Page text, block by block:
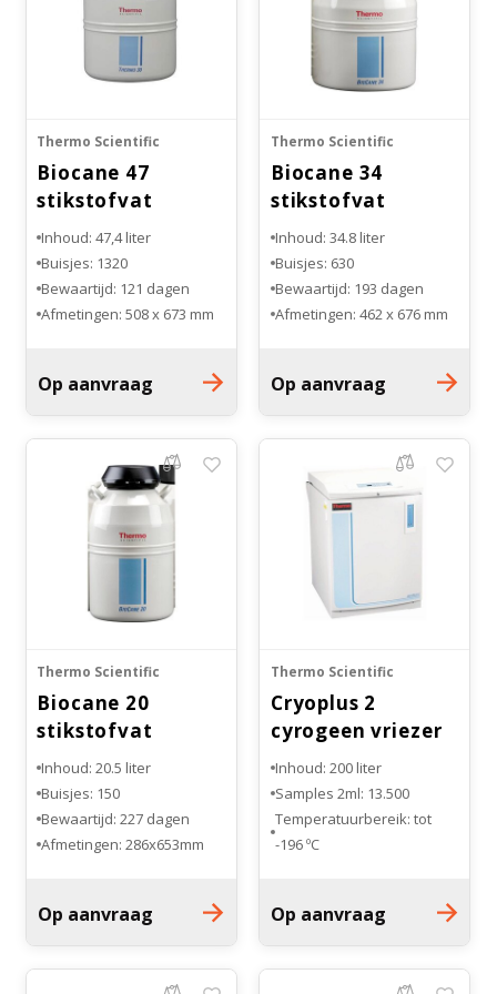
Thermo Scientific
Biocane 47
stikstofvat
Inhoud: 47,4 liter
Buisjes: 1320
Bewaartijd: 121 dagen
Afmetingen: 508 x 673 mm
Op aanvraag
Thermo Scientific
Biocane 34
stikstofvat
Inhoud: 34.8 liter
Buisjes: 630
Bewaartijd: 193 dagen
Afmetingen: 462 x 676 mm
Op aanvraag
Thermo Scientific
Biocane 20
stikstofvat
Inhoud: 20.5 liter
Buisjes: 150
Bewaartijd: 227 dagen
Afmetingen: 286x653mm
Op aanvraag
Thermo Scientific
Cryoplus 2
cyrogeen vriezer
Inhoud: 200 liter
Samples 2ml: 13.500
Temperatuurbereik: tot
-196 ºC
Tank diameter: 610 mm
Onderstel: wielen
Op aanvraag